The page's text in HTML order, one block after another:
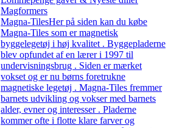
Magformers
Magna-TilesHer på siden kan du købe
Magna-Tiles som er magnetisk
byggelegetøj i høj kvalitet . Byggepladerne
blev opfundet af en lærer i 1997 til
undervisningsbrug . Siden er mærket
vokset og er nu børns foretrukne
magnetiske legetøj . Magna-Tiles fremmer
barnets udvikling og vokser med barnets
alder, evner og interesser . Pladerne
kommer ofte i flotte klare farver og